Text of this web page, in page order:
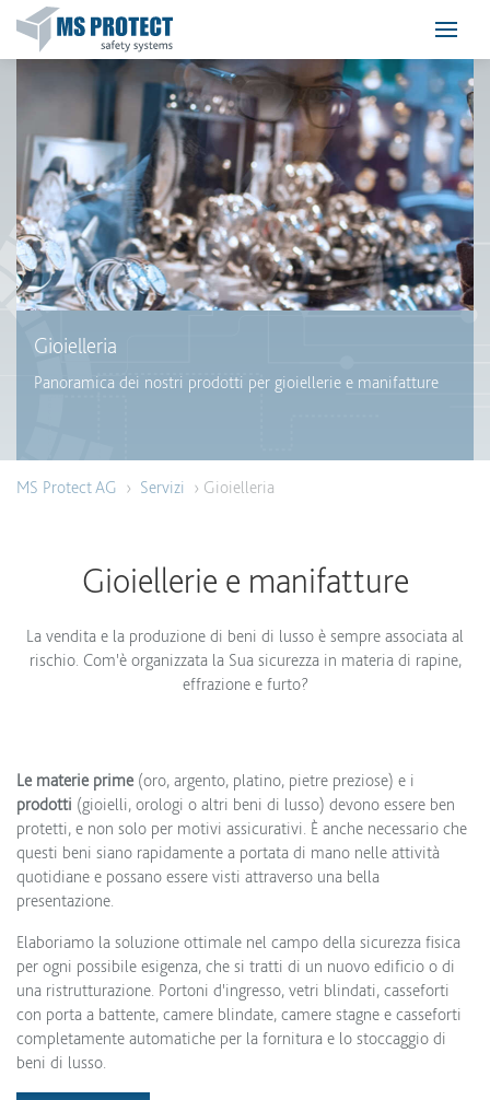
Gioielleria
Panoramica dei nostri prodotti per gioiellerie e manifatture
MS Protect AG › Servizi › Gioielleria
Gioiellerie e manifatture
La vendita e la produzione di beni di lusso è sempre associata al
rischio. Com'è organizzata la Sua sicurezza in materia di rapine,
effrazione e furto?
Le materie prime(oro, argento, platino, pietre preziose) e i
prodotti (gioielli, orologi o altri beni di lusso) devono essere ben
protetti, e non solo per motivi assicurativi. È anche necessario che
questi beni siano rapidamente a portata di mano nelle attività
quotidiane e possano essere visti attraverso una bella
presentazione.
Elaboriamo la soluzione ottimale nel campo della sicurezza fisica
per ogni possibile esigenza, che si tratti di un nuovo edificio o di
una ristrutturazione. Portoni d'ingresso, vetri blindati, casseforti
con porta a battente, camere blindate, camere stagne e casseforti
completamente automatiche per la fornitura e lo stoccaggio di
beni di lusso.